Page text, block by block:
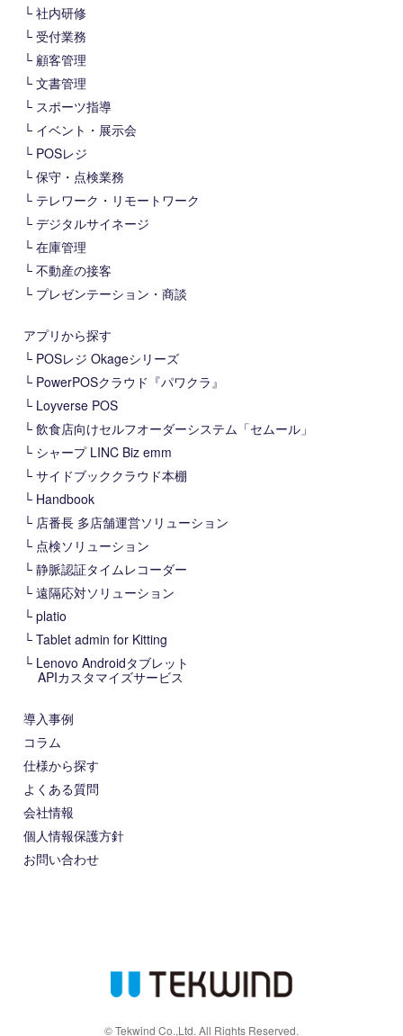
社内研修
受付業務
顧客管理
文書管理
スポーツ指導
イベント・展示会
POSレジ
保守・点検業務
テレワーク・リモートワーク
デジタルサイネージ
在庫管理
不動産の接客
プレゼンテーション・商談
アプリから探す
POSレジ Okageシリーズ
PowerPOSクラウド『パワクラ』
Loyverse POS
飲食店向けセルフオーダーシステム「セムール」
シャープ LINC Biz emm
サイドブッククラウド本棚
Handbook
店番長 多店舗運営ソリューション
点検ソリューション
静脈認証タイムレコーダー
遠隔応対ソリューション
platio
Tablet admin for Kitting
Lenovo Androidタブレット
APIカスタマイズサービス
導入事例
コラム
仕様から探す
よくある質問
会社情報
個人情報保護方針
お問い合わせ
© Tekwind Co.,Ltd. All Rights Reserved.